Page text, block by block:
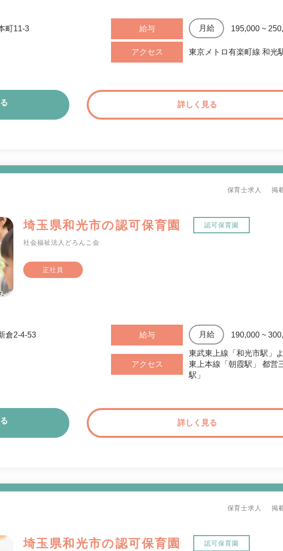
町11-3 給与 195,000 ~
アクセス 東京メトロ有楽町線 和光
詳しく見る
保育士求人 掲
埼玉県和光市の認可保育園 認可保育園
社会福祉法人どろんこ会
正社員
倉2-4-53 給与 190,000 ~
アクセス
東武東上線「和光市駅」
東上本線「朝霞駅」 都営
駅」
詳しく見る
保育士求人 掲
埼玉県和光市の認可保育園 認可保育園